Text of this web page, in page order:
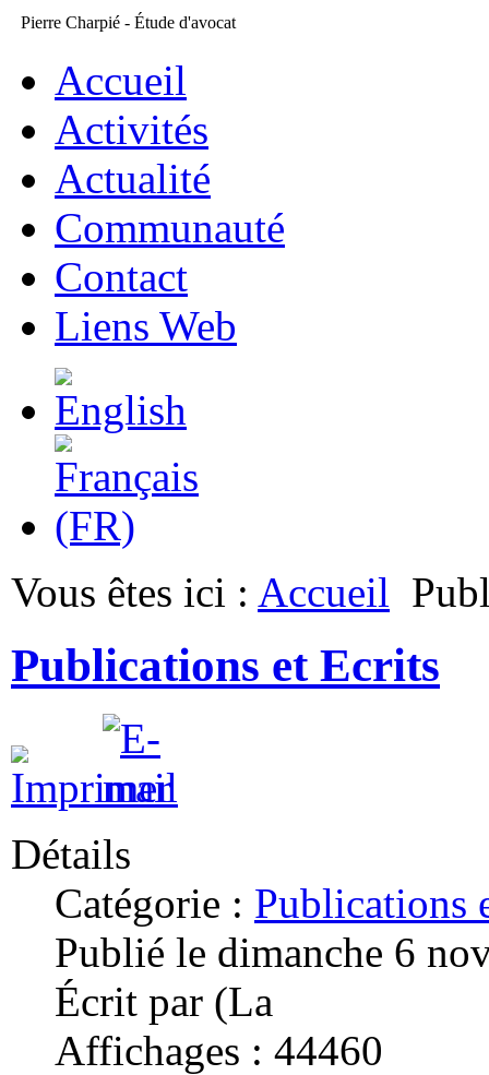
Pierre Charpié - Étude d'avocat
Accueil
Activités
Actualité
Communauté
Contact
Liens Web
Vous êtes ici : Accueil
Publications et Ecrits
Détails
Catégorie : Publications
Publié le dimanche 6
Écrit par (La
Affichages : 44460